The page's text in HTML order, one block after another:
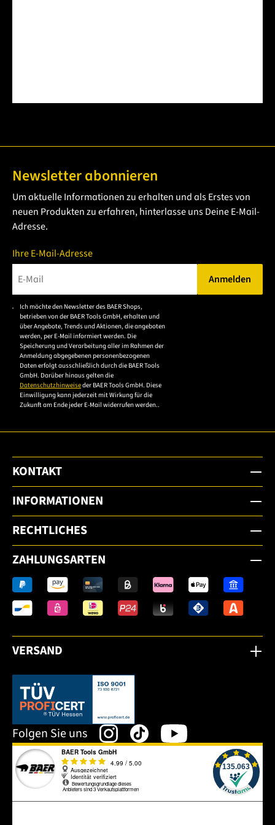
Newsletter abonnieren
Um aktuelle Informationen zu erhalten und als Erstes von
neuen Produkten zu erfahren, hinterlasse uns Deine E-Mail-
Adresse.
Ihre E-Mail-Adresse
Bitte geben Sie eine gültige E-Mail-Adresse ein.
Anmelden
Ich möchte den Newsletter des BAER Shops,
betrieben von der BAER Tools GmbH, erhalten und
über Angebote, Trends und Aktionen, die angeboten
werden, per E-Mail informiert werden. Die
Speicherung und Verarbeitung aller im Rahmen der
Anmeldung abgegebenen personenbezogenen
Daten erfolgt ausschließlich durch die BAER Tools
GmbH. Darüber hinaus gelten die
Datenschutzhinweiseder BAER Tools GmbH. Diese
Einwilligung kann jederzeit mit Wirkung für die
Zukunft am Ende jeder E-Mail widerrufen werden..
KONTAKT
INFORMATIONEN
RECHTLICHES
ZAHLUNGSARTEN
VERSAND
Dieser Link öffnet sich in einem neuen Tab.
Folgen Sie uns